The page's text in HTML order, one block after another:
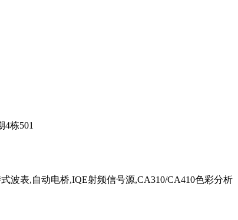
栋501
波表,自动电桥,IQE射频信号源,CA310/CA410色彩分析